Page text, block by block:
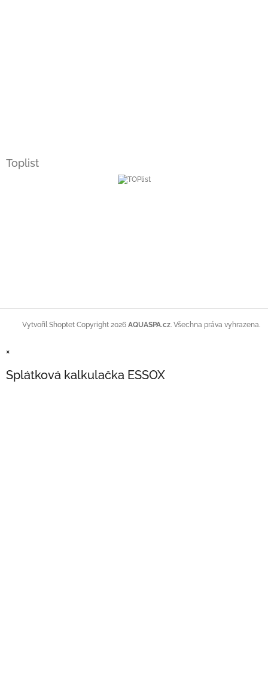
Toplist
Vytvořil Shoptet Copyright 2026 AQUASPA.cz. Všechna práva vyhrazena.
×
Splátková kalkulačka ESSOX